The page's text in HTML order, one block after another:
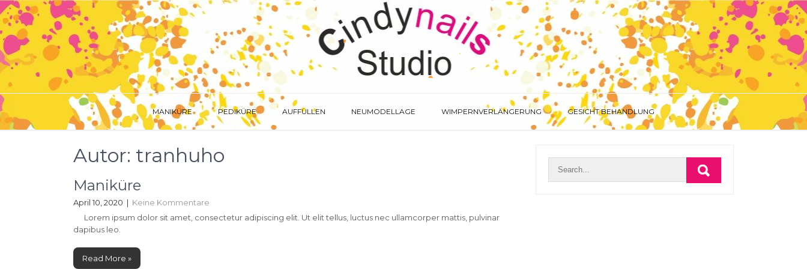
Skip
to
content
NAGELSTUDIO IN KOELN MITTE
MANIKÜRE PEDIKÜRE AUFFÜLLEN NEUMODELLAGE WIMPERNVERLÄNGERUNG GESICHT BEHANDLUNG
Autor: tranhuho
Maniküre
April 10, 2020 | Keine Kommentare
Lorem ipsum dolor sit amet, consectetur adipiscing elit. Ut elit tellus, luctus nec ullamcorper mattis, pulvinar
dapibus leo.
Read More »